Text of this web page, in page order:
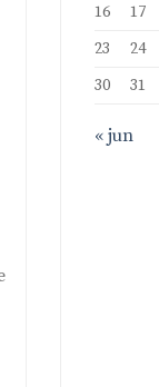
16
17
23
24
30
31
« jun